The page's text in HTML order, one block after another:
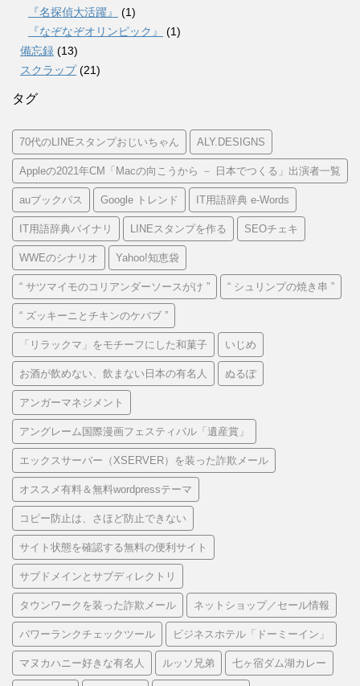
『名探偵大活躍』
(1)
『なぞなぞオリンピック』
(1)
備忘録 (13)
スクラップ(21)
タグ
70代のLINEスタンプおじいちゃん ALY.DESIGNS
Appleの2021年CM「Macの向こうから － 日本でつくる」出演者一覧
auブックパス Google トレンド IT用語辞典 e-Words
IT用語辞典バイナリ LINEスタンプを作る SEOチェキ
WWEのシナリオ Yahoo!知恵袋
“ サツマイモのコリアンダーソースがけ ” “ シュリンプの焼き串 ”
“ ズッキーニとチキンのケバブ ”
「リラックマ」をモチーフにした和菓子 いじめ
お酒が飲めない、飲まない日本の有名人 ぬるぽ
アンガーマネジメント
アングレーム国際漫画フェスティバル「遺産賞」
エックスサーバー（XSERVER）を装った詐欺メール
オススメ有料＆無料wordpressテーマ
コピー防止は、さほど防止できない
サイト状態を確認する無料の便利サイト
サブドメインとサブディレクトリ
タウンワークを装った詐欺メール ネットショップ／セール情報
パワーランクチェックツール ビジネスホテル「ドーミーイン」
マヌカハニー好きな有名人 ルッソ兄弟 七ヶ宿ダム湖カレー